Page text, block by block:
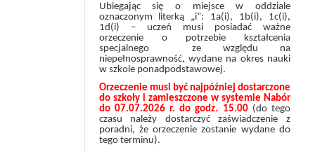
Ubiegając się o miejsce w oddziale
oznaczonym literką „i”: 1a(i), 1b(i), 1c(i),
1d(i) – uczeń musi posiadać ważne
orzeczenie o potrzebie kształcenia
specjalnego ze względu na
niepełnosprawność, wydane na okres nauki
w szkole ponadpodstawowej.
Orzeczenie musi być najpóźniej dostarczone
do szkoły i zamieszczone w systemie Nabór
do 07.07.2026 r. do godz. 15.00 (do tego
czasu należy dostarczyć zaświadczenie z
poradni, że orzeczenie zostanie wydane do
tego terminu).